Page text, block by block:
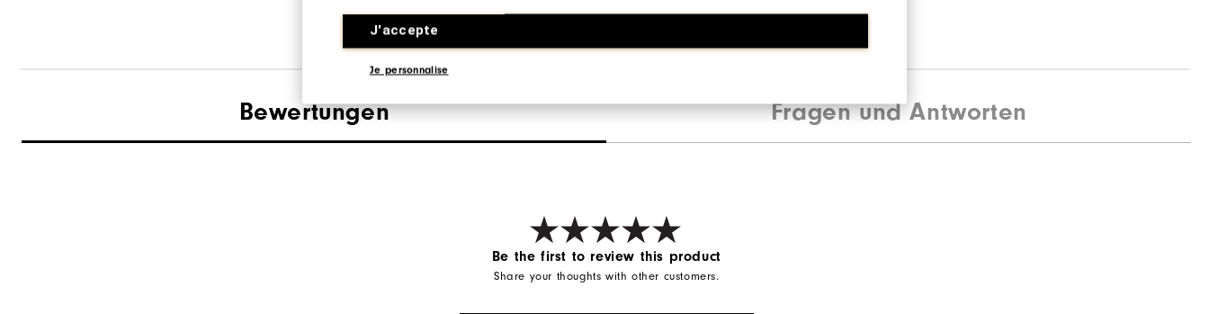
J'accepte
Je personnalise
Bewertungen Fragen und Antworten
Be the first to review this product
Share your thoughts with other customers.